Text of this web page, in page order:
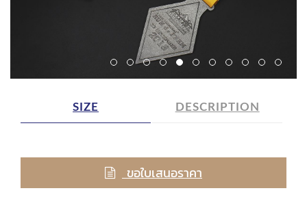
SIZE DESCRIPTION
ขอใบเสนอราคา